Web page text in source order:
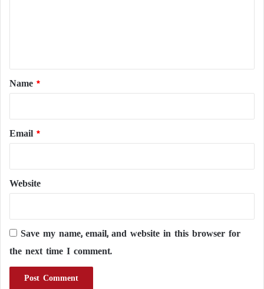
*
Name *
Email *
Website
Save my name, email, and website in this browser for
the next time I comment.